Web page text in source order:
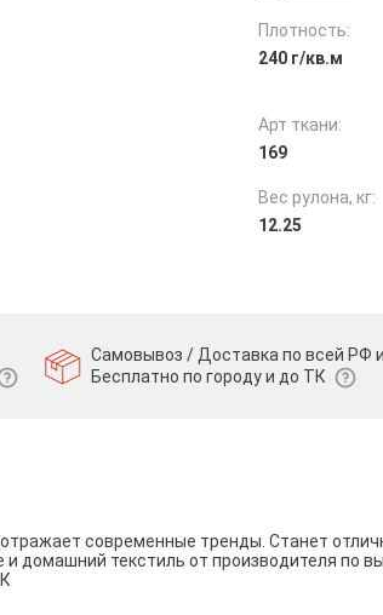
Плотность:
240 г/кв.м
Арт ткани:
169
Вес рулона, кг:
12.25
Самовывоз / Доставка по всей РФ
Бесплатно по городу и до ТК
современные тренды. Станет
домашний текстиль от производителя по